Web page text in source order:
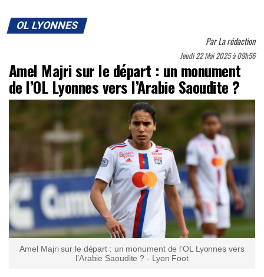
OL LYONNES
ParLa rédaction
Jeudi 22 Mai 2025 à 09h56
Amel Majri sur le départ : un monument
de l’OL Lyonnes vers l’Arabie Saoudite ?
Amel Majri sur le départ : un monument de l’OL Lyonnes vers
l’Arabie Saoudite ? - Lyon Foot